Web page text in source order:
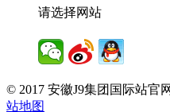
请选择网站
© 2017 安徽J9集团国际站官
站地图